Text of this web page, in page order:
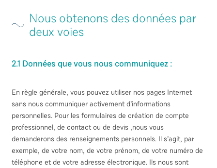
Nous obtenons des données par
deux voies
2.1 Données que vous nous communiquez :
En règle générale, vous pouvez utiliser nos pages Internet
sans nous communiquer activement d’informations
personnelles. Pour les formulaires de création de compte
professionnel, de contact ou de devis ,nous vous
demanderons des renseignements personnels. Il s’agit, par
exemple, de votre nom, de votre prénom, de votre numéro de
téléphone et de votre adresse électronique. Ils nous sont